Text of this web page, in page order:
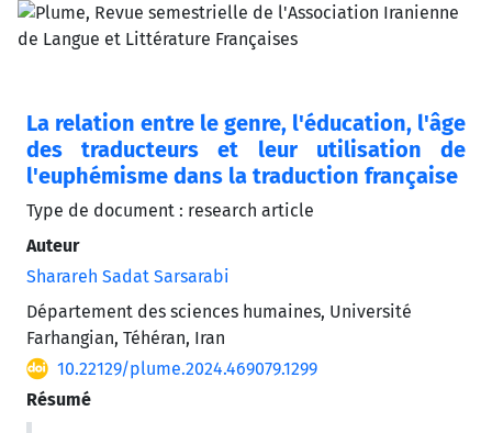
La relation entre le genre, l'éducation, l'âge
des traducteurs et leur utilisation de
l'euphémisme dans la traduction française
Type de document : research article
Auteur
Sharareh Sadat Sarsarabi
Département des sciences humaines, Université
Farhangian, Téhéran, Iran
10.22129/plume.2024.469079.1299
Résumé